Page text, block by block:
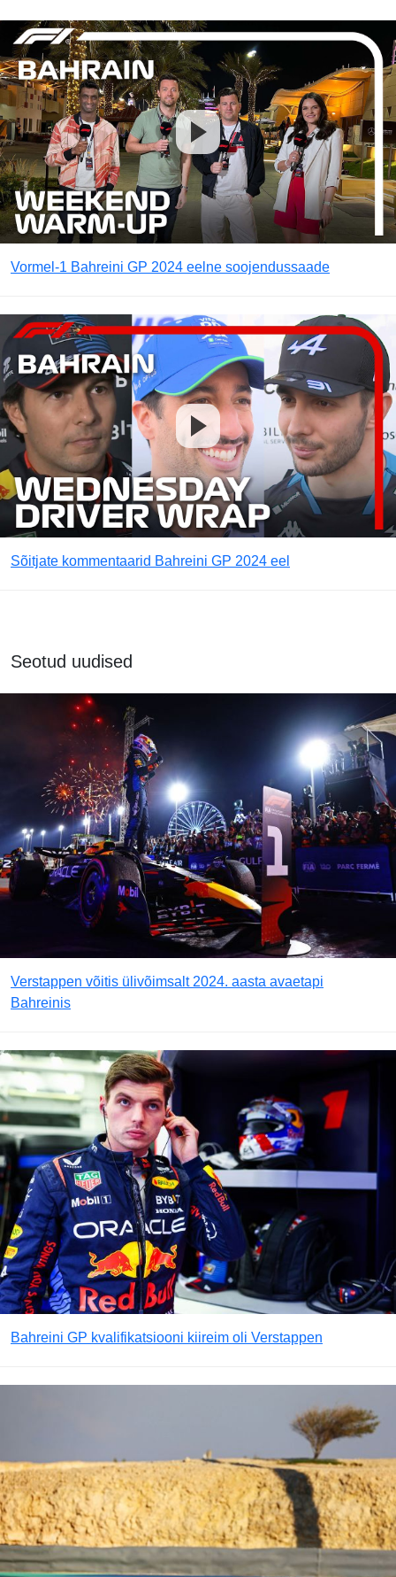
Vormel-1 Bahreini GP 2024 eelne soojendussaade
Sõitjate kommentaarid Bahreini GP 2024 eel
Seotud uudised
Verstappen võitis ülivõimsalt 2024. aasta avaetapi
Bahreinis
Bahreini GP kvalifikatsiooni kiireim oli Verstappen